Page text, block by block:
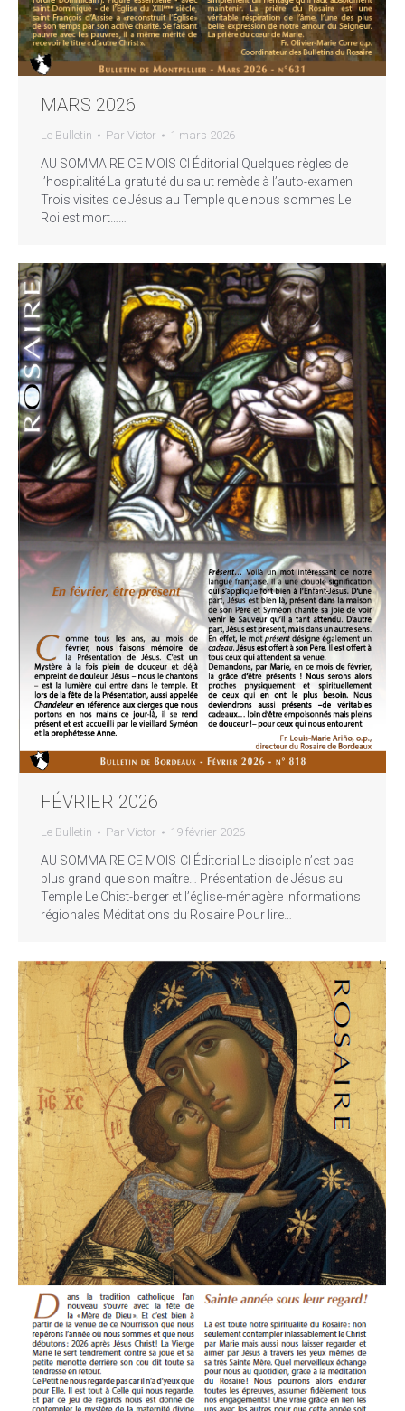
MARS 2026
Le Bulletin Par Victor 1 mars 2026
AU SOMMAIRE CE MOIS CI Éditorial Quelques règles de
l’hospitalité La gratuité du salut remède à l’auto-examen
Trois visites de Jésus au Temple que nous sommes Le
Roi est mort……
FÉVRIER 2026
Le Bulletin Par Victor 19 février 2026
AU SOMMAIRE CE MOIS-CI Éditorial Le disciple n’est pas
plus grand que son maître… Présentation de Jésus au
Temple Le Chist-berger et l’église-ménagère Informations
régionales Méditations du Rosaire Pour lire…